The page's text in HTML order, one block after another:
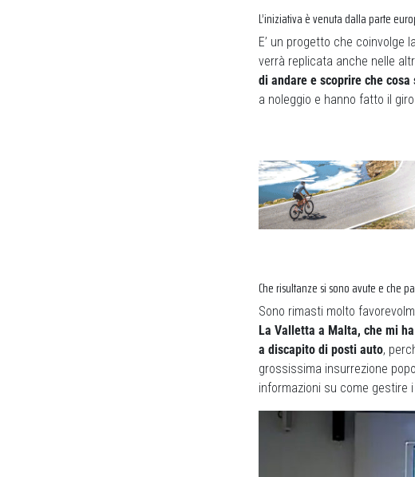
L’iniziativa è venuta dalla parte
E’ un progetto che coinvolge
verrà replicata anche nelle
di andare e scoprire che cosa
a noleggio e hanno fatto il
Che risultanze si sono avute e che
Sono rimasti molto
La Valletta a Malta, che mi
a discapito di posti auto,
grossissima insurrezione
informazioni su come gestire